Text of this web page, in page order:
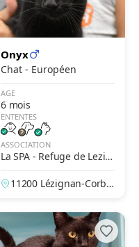
Onyx
Chat - Européen
AGE
6 mois
ENTENTES
ASSOCIATION
La SPA - Refuge de Lezig
nan Corbières
11200 Lézignan-Corbiè